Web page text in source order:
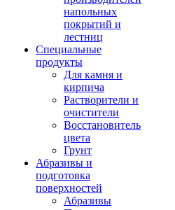
напольных
покрытий и
лестниц
Специальные
продукты
Для камня и
кирпича
Растворители и
очистители
Восстановитель
цвета
Грунт
Абразивы и
подготовка
поверхностей
Абразивы